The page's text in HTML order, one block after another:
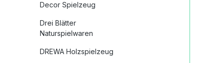
Decor Spielzeug
Drei Blätter
Naturspielwaren
DREWA Holzspielzeug